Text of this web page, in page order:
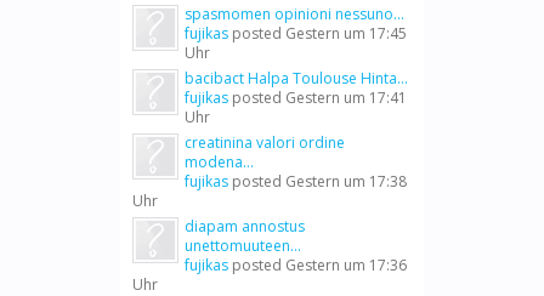
spasmomen opinioni nessuno...
fujikas posted Gestern um 17:45
Uhr
bacibact Halpa Toulouse Hinta...
fujikas posted Gestern um 17:41
Uhr
creatinina valori ordine
modena...
fujikas posted Gestern um 17:38
Uhr
diapam annostus
unettomuuteen...
fujikas posted Gestern um 17:36
Uhr